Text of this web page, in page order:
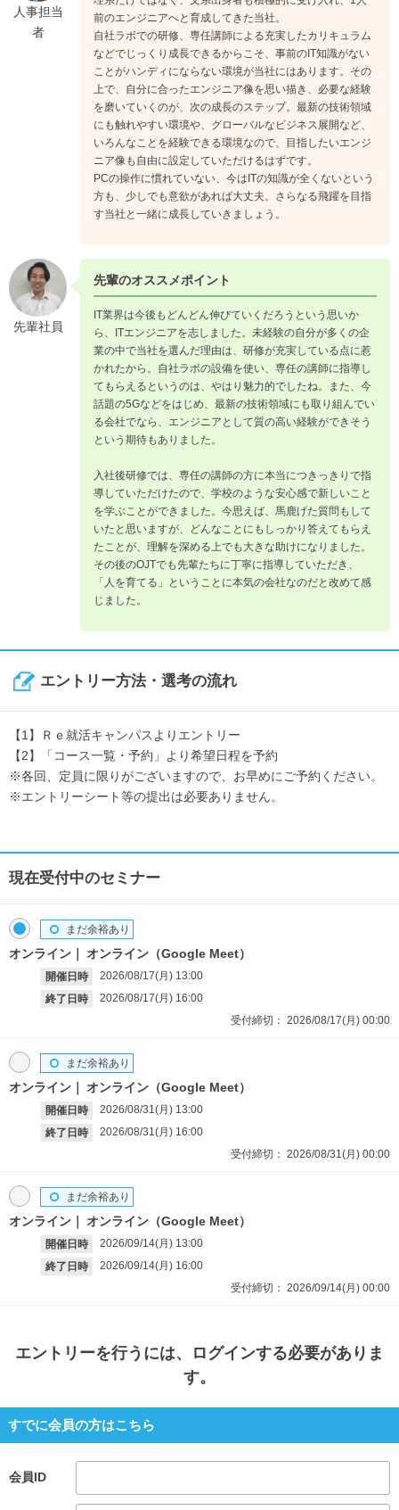
人事担当
者
前のエンジニアへと育成してきた当社。
自社ラボでの研修、専任講師による充実したカリキュラム
などでじっくり成長できるからこそ、事前のIT知識がない
ことがハンディにならない環境が当社にはあります。その
上で、自分に合ったエンジニア像を思い描き、必要な経験
を磨いていくのが、次の成長のステップ。最新の技術領域
にも触れやすい環境や、グローバルなビジネス展開など、
いろんなことを経験できる環境なので、目指したいエンジ
ニア像も自由に設定していただけるはずです。
PCの操作に慣れていない、今はITの知識が全くないという
方も、少しでも意欲があれば大丈夫。さらなる飛躍を目指
す当社と一緒に成長していきましょう。
先輩社員
先輩のオススメポイント
IT業界は今後もどんどん伸びていくだろうという思いか
ら、ITエンジニアを志しました。未経験の自分が多くの企
業の中で当社を選んだ理由は、研修が充実している点に惹
かれたから。自社ラボの設備を使い、専任の講師に指導し
てもらえるというのは、やはり魅力的でしたね。また、今
話題の5Gなどをはじめ、最新の技術領域にも取り組んでい
る会社でなら、エンジニアとして質の高い経験ができそう
という期待もありました。
入社後研修では、専任の講師の方に本当につきっきりで指
導していただけたので、学校のような安心感で新しいこと
を学ぶことができました。今思えば、馬鹿げた質問もして
いたと思いますが、どんなことにもしっかり答えてもらえ
たことが、理解を深める上でも大きな助けになりました。
その後のOJTでも先輩たちに丁寧に指導していただき、
「人を育てる」ということに本気の会社なのだと改めて感
じました。
エントリー方法・選考の流れ
【1】Ｒｅ就活キャンパスよりエントリー
【2】「コース一覧・予約」より希望日程を予約
※各回、定員に限りがございますので、お早めにご予約ください。
※エントリーシート等の提出は必要ありません。
現在受付中のセミナー
オンライン オンライン（Google Meet）
開催日時 2026/08/17(月) 13:00
終了日時
2026/08/17(月) 16:00
まだ余裕あり
受付締切： 2026/08/17(月) 00:00
オンライン オンライン（Google Meet）
開催日時 2026/08/31(月) 13:00
終了日時
2026/08/31(月) 16:00
まだ余裕あり
受付締切： 2026/08/31(月) 00:00
オンライン オンライン（Google Meet）
開催日時 2026/09/14(月) 13:00
終了日時
2026/09/14(月) 16:00
まだ余裕あり
受付締切： 2026/09/14(月) 00:00
エントリーを行うには、ログインする必要がありま
す。
すでに会員の方はこちら
会員ID